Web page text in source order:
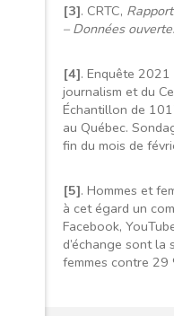
[3]. CRTC,
– Données
[4]. Enquête
journalism et du
Échantillon de
au Québec.
fin du mois de
[5]. Hommes et
à cet égard un
Facebook,
d’échange sont
femmes contre 29